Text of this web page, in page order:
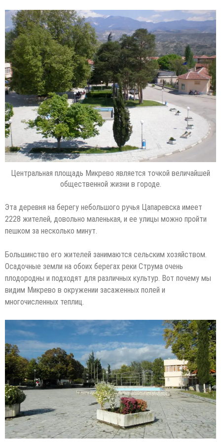
Центральная площадь Микрево является точкой величайшей
общественной жизни в городе.
Эта деревня на берегу небольшого ручья Цапаревска имеет
2228 жителей, довольно маленькая, и ее улицы можно пройти
пешком за несколько минут.
Большинство его жителей занимаются сельским хозяйством.
Осадочные земли на обоих берегах реки Струма очень
плодородны и подходят для различных культур. Вот почему мы
видим Микрево в окружении засаженных полей и
многочисленных теплиц.